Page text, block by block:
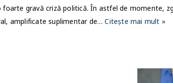
foarte gravă criză politică. În astfel de momente,
amplificate suplimentar de…Citește mai mult »